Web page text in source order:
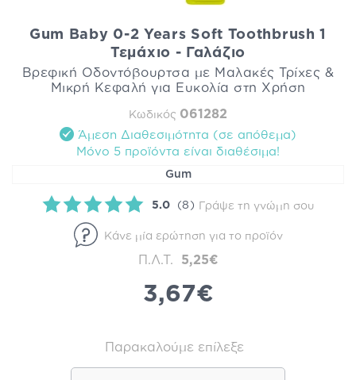
Gum Baby 0-2 Years Soft Toothbrush 1
Τεμάχιο - Γαλάζιο
Βρεφική Οδοντόβουρτσα με Μαλακές Τρίχες &
Μικρή Κεφαλή για Ευκολία στη Χρήση
Κωδικός 061282
Άμεση Διαθεσιμότητα (σε απόθεμα)
Mόνο 5 προϊόντα είναι διαθέσιμα!
Gum
5.0 (8) Γράψε τη γνώμη σου
Κάνε μία ερώτηση για το προϊόν
Π.Λ.Τ. 5,25€
3,67€
Παρακαλούμε επίλεξε